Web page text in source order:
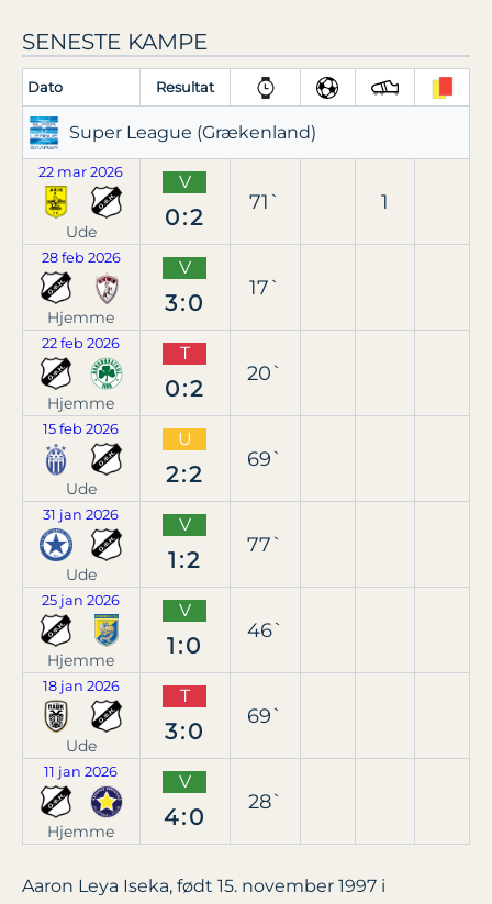
SENESTE KAMPE
Dato Resultat
Super League (Grækenland)
22 mar 2026
Ude
V
0:2
71` 1
28 feb 2026
Hjemme
V
3:0
17`
22 feb 2026
Hjemme
T
0:2
20`
15 feb 2026
Ude
U
2:2
69`
31 jan 2026
Ude
V
1:2
77`
25 jan 2026
Hjemme
V
1:0
46`
18 jan 2026
Ude
T
3:0
69`
11 jan 2026
Hjemme
V
4:0
28`
Aaron Leya Iseka, født 15. november 1997 i